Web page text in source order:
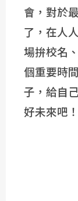
會，對於
了，在人
場拚校名
個重要時
子，給自
好未來吧！